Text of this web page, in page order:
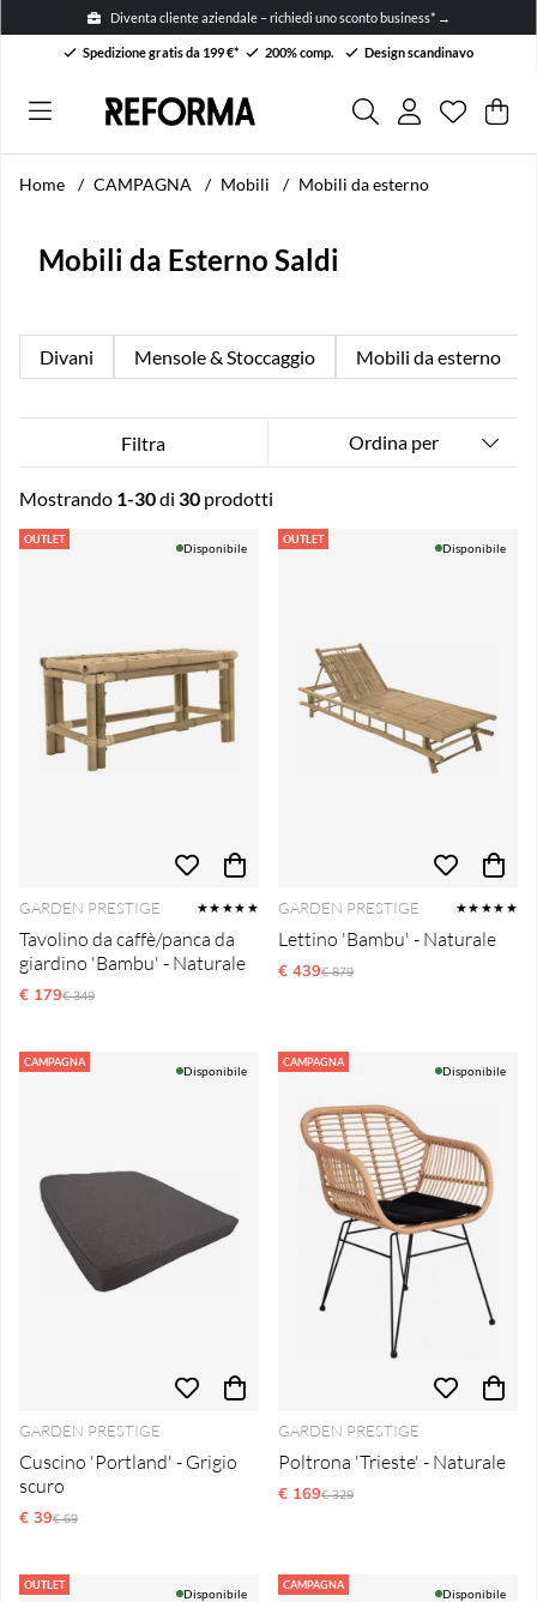
Diventa cliente aziendale – richiedi uno sconto business* →
Spedizione gratis da 199 €* 200% comp. Design scandinavo
Lista dei
Numero
. .
Home CAMPAGNA Mobili Mobili da esterno
Mobili da Esterno Saldi
Divani Mensole & Stoccaggio Mobili da esterno
Filtra Ordina per
Mostrando 1-30di 30 prodotti
Produkti
OUTLET
Disponibile
GARDEN PRESTIGE ★★★★★
Tavolino da caffè/panca da
giardino 'Bambu' - Naturale
€ 179Prezzo ordinario:
€ 349
OUTLET
Disponibile
GARDEN PRESTIGE ★★★★★
Lettino 'Bambu' - Naturale
€ 439Prezzo ordinario:
€ 879
CAMPAGNA
Disponibile
GARDEN PRESTIGE
Cuscino 'Portland' - Grigio
scuro
€ 39Prezzo ordinario:
€ 69
CAMPAGNA
Disponibile
GARDEN PRESTIGE
Poltrona 'Trieste' - Naturale
€ 169Prezzo ordinario:
€ 329
OUTLET
Disponibile
CAMPAGNA
Disponibile